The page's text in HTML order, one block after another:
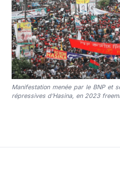
Manifestation menée par le BNP et
répressives d’Hasina, en 2023